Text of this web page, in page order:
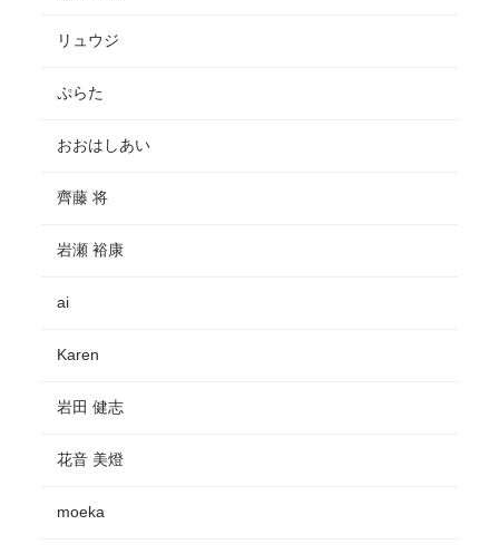
リュウジ
ぷらた
おおはしあい
齊藤 将
岩瀬 裕康
ai
Karen
岩田 健志
花音 美燈
moeka